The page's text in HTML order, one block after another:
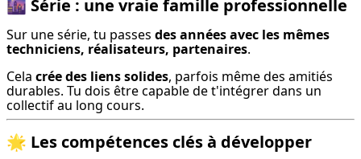
🌆 Série : une vraie famille professionnelle
Sur une série, tu passes des années avec les mêmes
techniciens, réalisateurs, partenaires.
Cela crée des liens solides, parfois même des amitiés
durables. Tu dois être capable de t'intégrer dans un
collectif au long cours.
🌟 Les compétences clés à développer